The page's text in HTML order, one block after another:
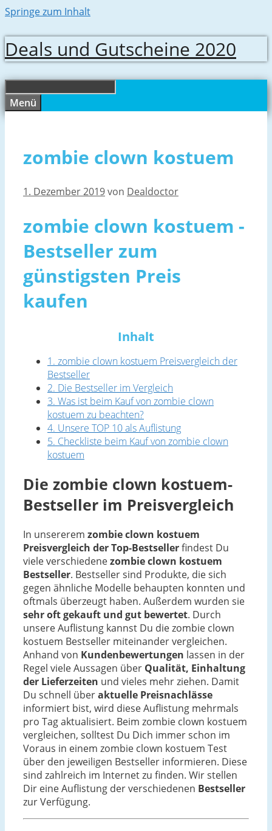
Springe zum Inhalt
Deals und Gutscheine 2020
Menü
zombie clown kostuem
1. Dezember 2019von Dealdoctor
zombie clown kostuem -
Bestseller zum
günstigsten Preis
kaufen
Inhalt
1. zombie clown kostuem Preisvergleich der
Bestseller
2. Die Bestseller im Vergleich
3. Was ist beim Kauf von zombie clown
kostuem zu beachten?
4. Unsere TOP 10 als Auflistung
5. Checkliste beim Kauf von zombie clown
kostuem
Die zombie clown kostuem-
Bestseller im Preisvergleich
In unsererem zombie clown kostuem
Preisvergleich der Top-Bestsellerfindest Du
viele verschiedenezombie clown kostuem
Bestseller. Bestseller sind Produkte, die sich
gegen ähnliche Modelle behaupten konnten und
oftmals überzeugt haben. Außerdem wurden sie
sehr oft gekauft und gut bewertet. Durch
unsere Auflistung kannst Du die zombie clown
kostuem Bestseller miteinander vergleichen.
Anhand von Kundenbewertungen lassen in der
Regel viele Aussagen über Qualität, Einhaltung
der Lieferzeiten und vieles mehr ziehen. Damit
Du schnell überaktuelle Preisnachlässe
informiert bist, wird diese Auflistung mehrmals
pro Tag aktualisiert. Beim zombie clown kostuem
vergleichen, solltest Du Dich immer schon im
Voraus in einem zombie clown kostuem Test
über den jeweiligen Bestseller informieren. Diese
sind zahlreich im Internet zu finden. Wir stellen
Dir eine Auflistung der verschiedenen Bestseller
zur Verfügung.